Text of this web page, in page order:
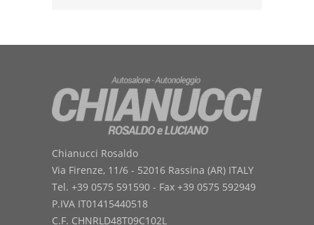
Chianucci Rosaldo
Via Firenze, 11/6 - 52016 Rassina (AR) ITALY
Tel. +39 0575 591590 - Fax +39 0575 592949
P.IVA IT01415440518
C.F. CHNRLD48T09C102L